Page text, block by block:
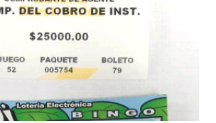
del mismo a través de la página
anticipadas de los sorteos locales (
2, Pega 3 Pega 4 ) se les informará